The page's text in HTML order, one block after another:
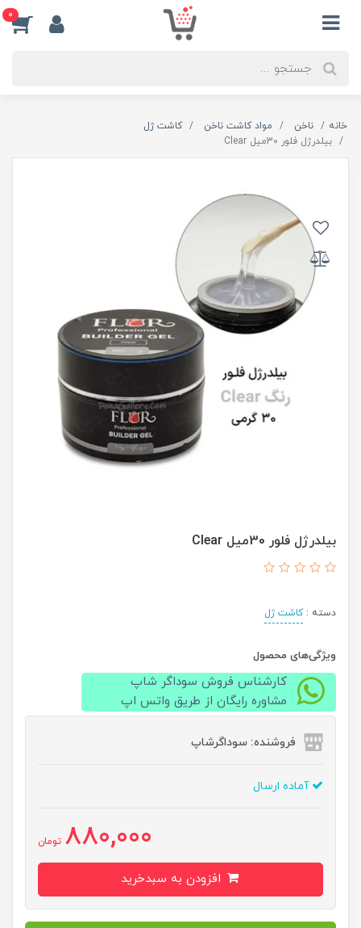
0
خانه ناخن مواد کاشت ناخن
کاشت ژل
بيلدرژل فلور 30ميل Clear
بيلدرژل فلور 30ميل Clear
دسته :کاشت ژل
ویژگی‌های محصول
کارشناس فروش سوداگر شاپ
مشاوره رایگان از طریق واتس اپ
فروشنده: سوداگرشاپ
آماده ارسال
880,000 تومان